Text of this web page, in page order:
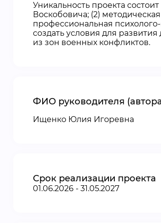
Уникальность проекта
Воскобовича; (2)
профессиональная
создать условия для
из зон военных конфликтов.
ФИО руководителя
Ищенко Юлия Игоревна
Срок реализации проекта
01.06.2026 - 31.05.2027